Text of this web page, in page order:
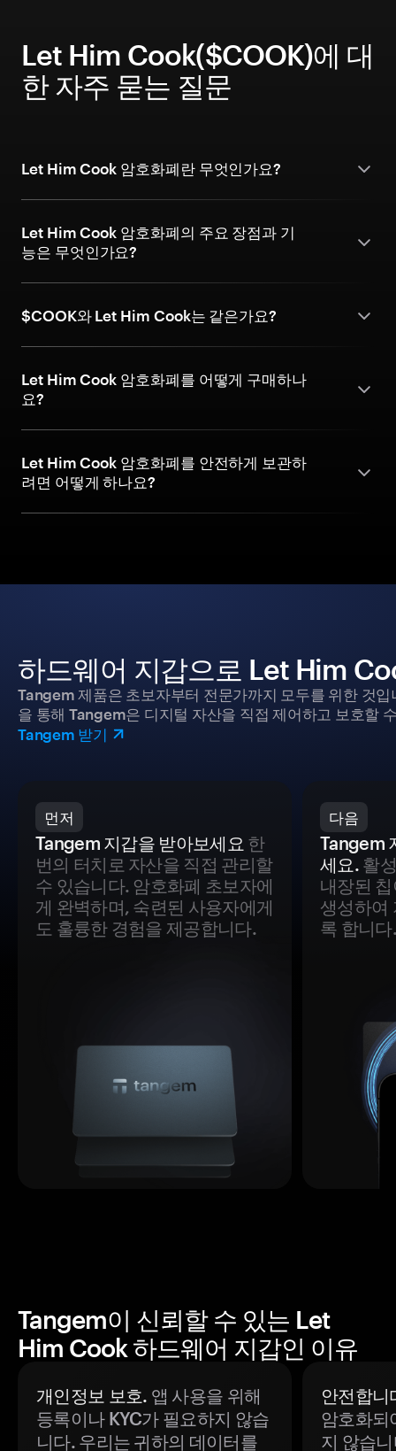
Let Him Cook($COOK)에 대
한 자주 묻는 질문
Let Him Cook 암호화폐란 무엇인가요?
Let Him Cook 암호화폐의 주요 장점과 기
능은 무엇인가요?
$COOK와 Let Him Cook는 같은가요?
Let Him Cook 암호화폐를 어떻게 구매하나
요?
Let Him Cook 암호화폐를 안전하게 보관하
려면 어떻게 하나요?
하드웨어 지갑으로 Let Him
Tangem 제품은 초보자부터 전문가까지 모두를 위한 것
을 통해 Tangem은 디지털 자산을 직접 제어하고 보호할
Tangem 받기
먼저
Tangem 지갑을 받아보세요 한
번의 터치로 자산을 직접 관리할
수 있습니다. 암호화폐 초보자에
게 완벽하며, 숙련된 사용자에게
도 훌륭한 경험을 제공합니다.
다음
Tangem
세요.활
내장된
생성하여
록 합니다.
Tangem이 신뢰할 수 있는 Let
Him Cook 하드웨어 지갑인 이유
개인정보 보호. 앱 사용을 위해
등록이나 KYC가 필요하지 않습
니다. 우리는 귀하의 데이터를
안전합니
암호화되
지 않습